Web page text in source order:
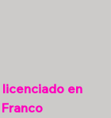
licenciado en